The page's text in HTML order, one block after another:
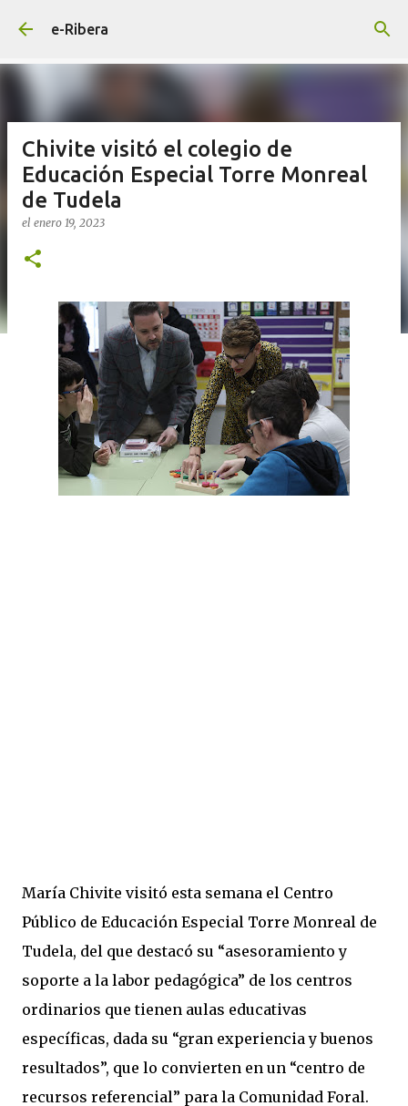
e-Ribera
Chivite visitó el colegio de
Educación Especial Torre Monreal
de Tudela
el enero 19, 2023
María Chivite visitó esta semana el Centro
Público de Educación Especial Torre Monreal de
Tudela, del que destacó su “asesoramiento y
soporte a la labor pedagógica” de los centros
ordinarios que tienen aulas educativas
específicas, dada su “gran experiencia y buenos
resultados”, que lo convierten en un “centro de
recursos referencial” para la Comunidad Foral.